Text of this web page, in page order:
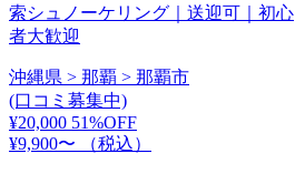
索シュノーケリング｜送迎可｜初心
者大歓迎
沖縄県 > 那覇 > 那覇市
(口コミ募集中)
¥20,000 51%OFF
¥9,900〜
（税込）